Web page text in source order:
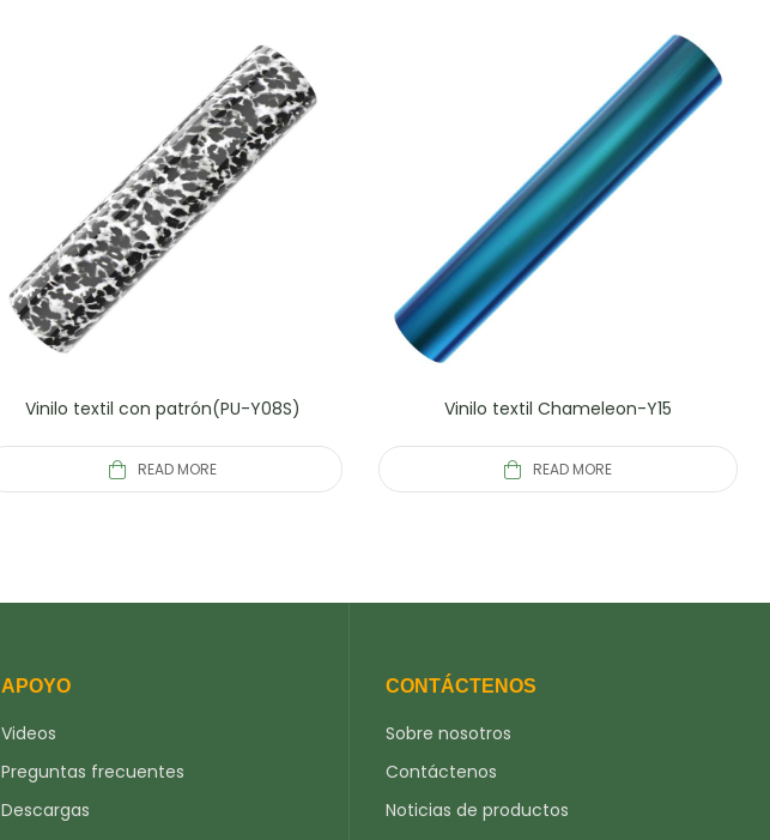
Vinilo textil con patrón(PU-Y08S)
READ MORE
Vinilo textil Chameleon-Y15
READ MORE
APOYO
Videos
Preguntas frecuentes
Descargas
CONTÁCTENOS
Sobre nosotros
Contáctenos
Noticias de productos